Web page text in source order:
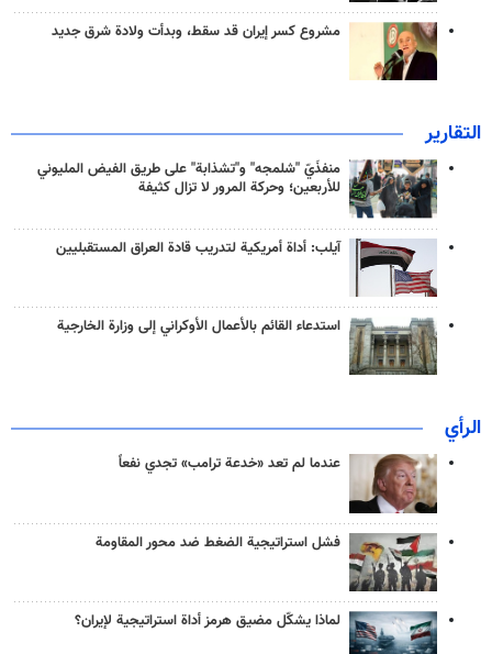
مشروع كسر إيران قد سقط، وبدأت ولادة شرق جديد
التقارير
منفذَيّ "شلمجه" و"تشذابة" على طريق الفيض المليوني
للأربعين؛ وحركة المرور لا تزال كثيفة
آيلب: أداة أمريكية لتدريب قادة العراق المستقبليين
استدعاء القائم بالأعمال الأوكراني إلى وزارة الخارجية
الرأي
عندما لم تعد «خدعة ترامب» تجدي نفعاً
فشل استراتيجية الضغط ضد محور المقاومة
لماذا يشكّل مضيق هرمز أداة استراتيجية لإيران؟